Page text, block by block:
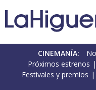
CINEMANÍA:
Próximos estrenos
Festivales y premios